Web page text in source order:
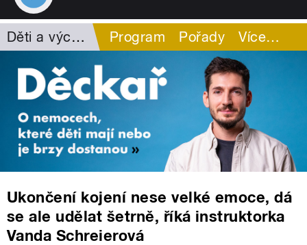
Děti a výchova Program Pořady Více…
Ukončení kojení nese velké emoce, dá
se ale udělat šetrně, říká instruktorka
Vanda Schreierová